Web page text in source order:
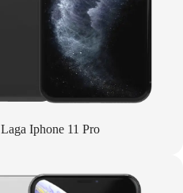
Laga Iphone 11 Pro